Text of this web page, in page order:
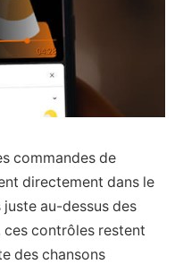
commandes de
directement dans le
au-dessus des
contrôles restent
des chansons